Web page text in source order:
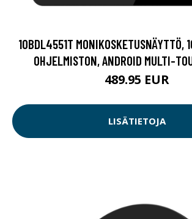
10BDL4551T MONIKOSKETUSNÄYTTÖ,
OHJELMISTON, ANDROID MULTI-
489.95 EUR
LISÄTIETOJA